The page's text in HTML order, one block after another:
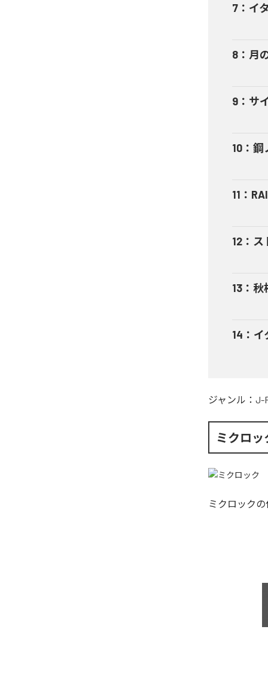
7 ： イ
8 ： 月
9 ： サ
10 ： 鋼
11 ：
12 ： ス
13 ： 秋
14 ： イ
ジャンル： J-
ミクロッ
ミクロックの